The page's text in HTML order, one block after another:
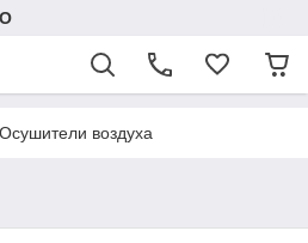
Осушители воздуха